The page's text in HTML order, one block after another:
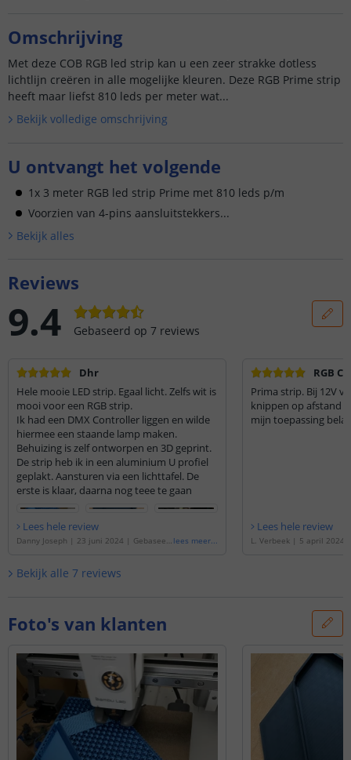
Omschrijving
Met deze COB RGB led strip kan u een zeer strakke dotless
lichtlijn creëren in alle mogelijke kleuren. Deze RGB Prime strip
heeft maar liefst 810 leds per meter wat...
Bekijk volledige omschrijving
U ontvangt het volgende
1x 3 meter RGB led strip Prime met 810 leds p/m
Voorzien van 4-pins aansluitstekkers...
Bekijk alles
Reviews
9.4 Gebaseerd op 7 reviews
Dhr
Hele mooie LED strip. Egaal licht. Zelfs wit is
mooi voor een RGB strip.
Ik had een DMX Controller liggen en wilde
hiermee een staande lamp maken.
Behuizing is zelf ontworpen en 3D geprint.
De strip heb ik in een aluminium U profiel
geplakt. Aansturen via een lichttafel. De
erste is klaar, daarna nog teee te gaan
Lees hele review
Danny Joseph | 23 juni 2024 | Gebaseer lees meer...
RGB
Prima strip. Bij 12V
knippen op afstand
mijn toepassing
Lees hele review
L. Verbeek| 5 april 2024
Bekijk alle 7 reviews
Foto's van klanten